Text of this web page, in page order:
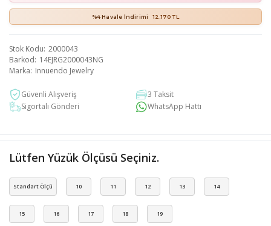
%4 Havale İndirimi 12.170 TL
Stok Kodu 2000043
Barkod 14EJRG2000043NG
Marka Innuendo Jewelry
Güvenli Alışveriş
3 Taksit
Sigortalı Gönderi
WhatsApp Hattı
Lütfen Yüzük Ölçüsü Seçiniz.
Standart Ölçü 10 11 12 13 14
15 16 17 18 19